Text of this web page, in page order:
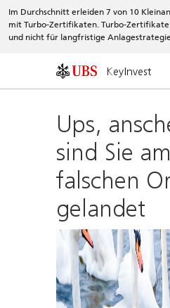
Im Durchschnitt erleiden 7 von 10
mit Turbo-Zertifikaten. Turbo-Zertifikate
und nicht für langfristige
KeyInvest
Ups,
sind Sie am
falschen
gelandet